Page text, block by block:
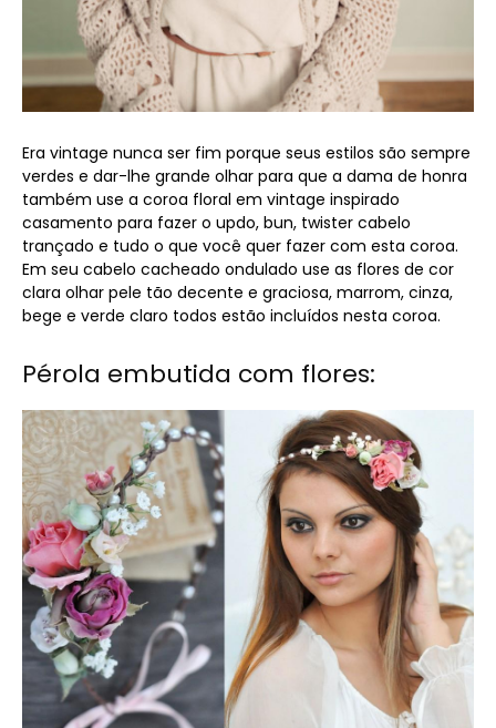
Era vintage nunca ser fim porque seus estilos são sempre
verdes e dar-lhe grande olhar para que a dama de honra
também use a coroa floral em vintage inspirado
casamento para fazer o updo, bun, twister cabelo
trançado e tudo o que você quer fazer com esta coroa.
Em seu cabelo cacheado ondulado use as flores de cor
clara olhar pele tão decente e graciosa, marrom, cinza,
bege e verde claro todos estão incluídos nesta coroa.
Pérola embutida com flores: